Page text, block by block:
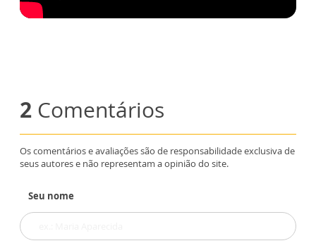
2 Comentários
Os comentários e avaliações são de responsabilidade exclusiva de
seus autores e não representam a opinião do site.
Seu nome